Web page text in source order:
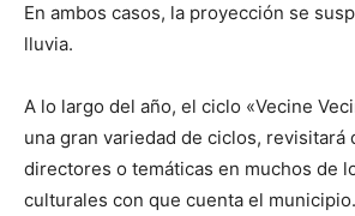
En ambos casos, la proyección se
lluvia.
A lo largo del año, el ciclo «Vecine
una gran variedad de ciclos, revisitará
directores o temáticas en muchos de
culturales con que cuenta el